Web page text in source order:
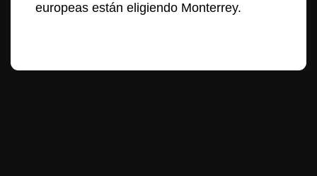
europeas están eligiendo Monterrey.